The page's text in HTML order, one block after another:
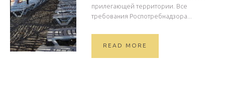
прилегающей территории. Все
требования Роспотребнадзора...
READ MORE